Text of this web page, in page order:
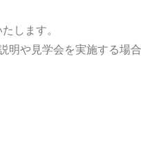
します。
や見学会を実施する場合